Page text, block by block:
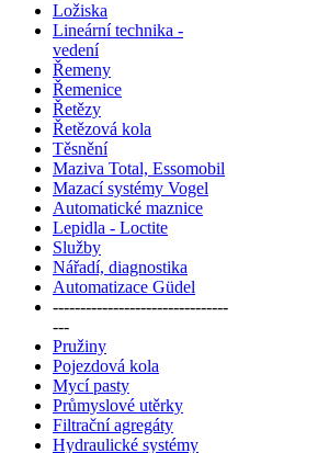
Ložiska
Lineární technika -
vedení
Řemeny
Řemenice
Řetězy
Řetězová kola
Těsnění
Maziva Total, Essomobil
Mazací systémy Vogel
Automatické maznice
Lepidla - Loctite
Služby
Nářadí, diagnostika
Automatizace Güdel
--------------------------------
---
Pružiny
Pojezdová kola
Mycí pasty
Průmyslové utěrky
Filtrační agregáty
Hydraulické systémy